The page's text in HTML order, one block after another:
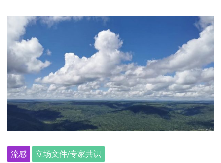
流感 立场文件/专家共识